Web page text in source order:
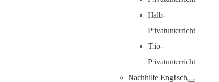
Halb-
Privatunterricht
Trio-
Privatunterricht
Nachhilfe Englisch